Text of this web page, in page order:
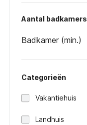
Aantal badkamers
Badkamer (min.)
Categorieën
Vakantiehuis
Landhuis